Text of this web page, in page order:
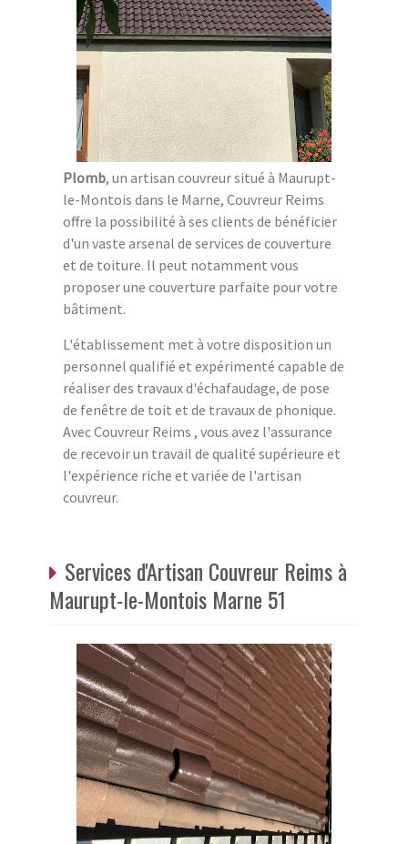
Plomb, un artisan couvreur situé à Maurupt-
le-Montois dans le Marne, Couvreur Reims
offre la possibilité à ses clients de bénéficier
d'un vaste arsenal de services de couverture
et de toiture. Il peut notamment vous
proposer une couverture parfaite pour votre
bâtiment.
L'établissement met à votre disposition un
personnel qualifié et expérimenté capable de
réaliser des travaux d'échafaudage, de pose
de fenêtre de toit et de travaux de phonique.
Avec Couvreur Reims , vous avez l'assurance
de recevoir un travail de qualité supérieure et
l'expérience riche et variée de l'artisan
couvreur.
Services d'Artisan Couvreur Reims à
Maurupt-le-Montois Marne 51